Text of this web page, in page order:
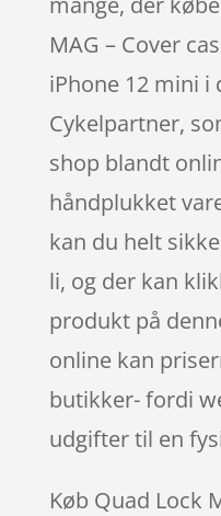
MAG – Cover
iPhone 12 mini i
Cykelpartner,
shop blandt
håndplukket
kan du helt
li, og der kan
produkt på
online kan
butikker- fordi
udgifter til en
Køb Quad Lock